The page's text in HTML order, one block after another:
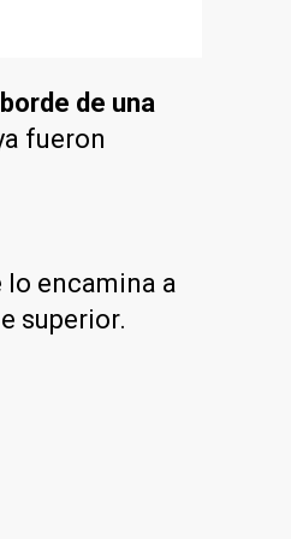
de una
fueron
lo encamina a
superior.